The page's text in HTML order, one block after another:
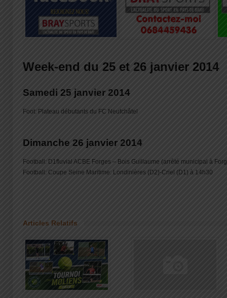
Week-end du 25 et 26 janvier 2014
Samedi 25 janvier 2014
Foot: Plateau débutants du FC Neufchâtel
Dimanche 26 janvier 2014
Football: D1fluvial ACBE Forges – Bois Guillaume (arrêté municipal à
Football: Coupe Seine Maritime: Londinières (D2)-Criel (D1) à 14h30
Articles Relatifs